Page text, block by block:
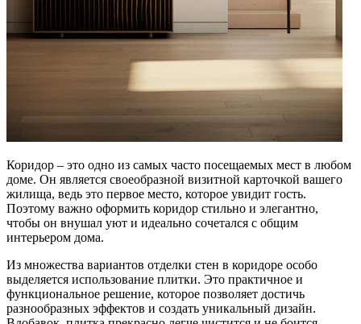
Коридор – это одно из самых часто посещаемых мест в любом
доме. Он является своеобразной визитной карточкой вашего
жилища, ведь это первое место, которое увидит гость.
Поэтому важно оформить коридор стильно и элегантно,
чтобы он внушал уют и идеально сочетался с общим
интерьером дома.
Из множества вариантов отделки стен в коридоре особо
выделяется использование плитки. Это практичное и
функциональное решение, которое позволяет достичь
разнообразных эффектов и создать уникальный дизайн.